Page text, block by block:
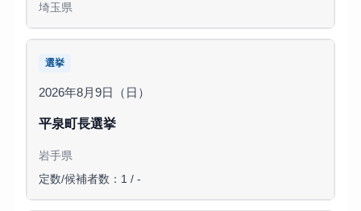
埼玉県
選挙
2026年8月9日（日）
平泉町長選挙
岩手県
定数/候補者数：1 / -